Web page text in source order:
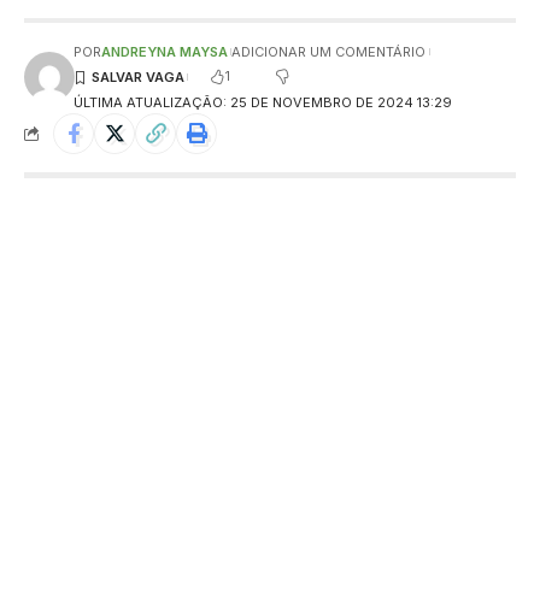
ÚLTIMA ATUALIZAÇÃO: 25 DE NOVEMBRO DE 2024 13:29
PORANDREYNA MAYSA ADICIONAR UM COMENTÁRIO
1